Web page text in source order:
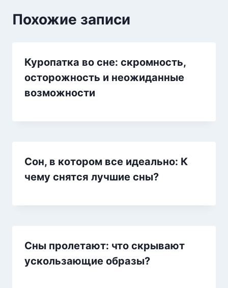
Похожие записи
Куропатка во сне: скромность,
осторожность и неожиданные
возможности
Сон, в котором все идеально: К
чему снятся лучшие сны?
Сны пролетают: что скрывают
ускользающие образы?